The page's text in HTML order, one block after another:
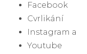
Facebook
Cvrlikání
Instagram a
Youtube